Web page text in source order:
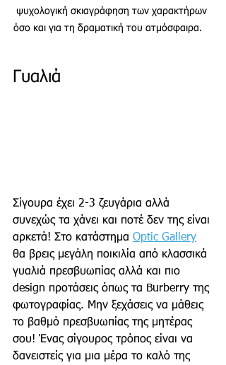
ψυχολογική σκιαγράφηση των χαρακτήρων
όσο και για τη δραματική του ατμόσφαιρα.
Γυαλιά
Σίγουρα έχει 2-3 ζευγάρια αλλά
συνεχώς τα χάνει και ποτέ δεν της είναι
αρκετά! Στο κατάστημα Optic Gallery
θα βρεις μεγάλη ποικιλία από κλασσικά
γυαλιά πρεσβυωπίας αλλά και πιο
design προτάσεις όπως τα Burberry της
φωτογραφίας. Μην ξεχάσεις να μάθεις
το βαθμό πρεσβυωπίας της μητέρας
σου! Ένας σίγουρος τρόπος είναι να
δανειστείς για μια μέρα το καλό της